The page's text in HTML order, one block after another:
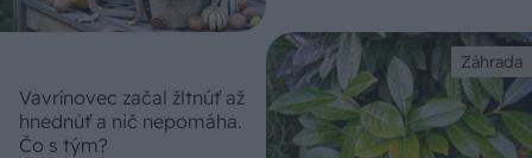
Záhrada
Vavrínovec začal žltnúť až
hnednúť a nič nepomáha.
Čo s tým?